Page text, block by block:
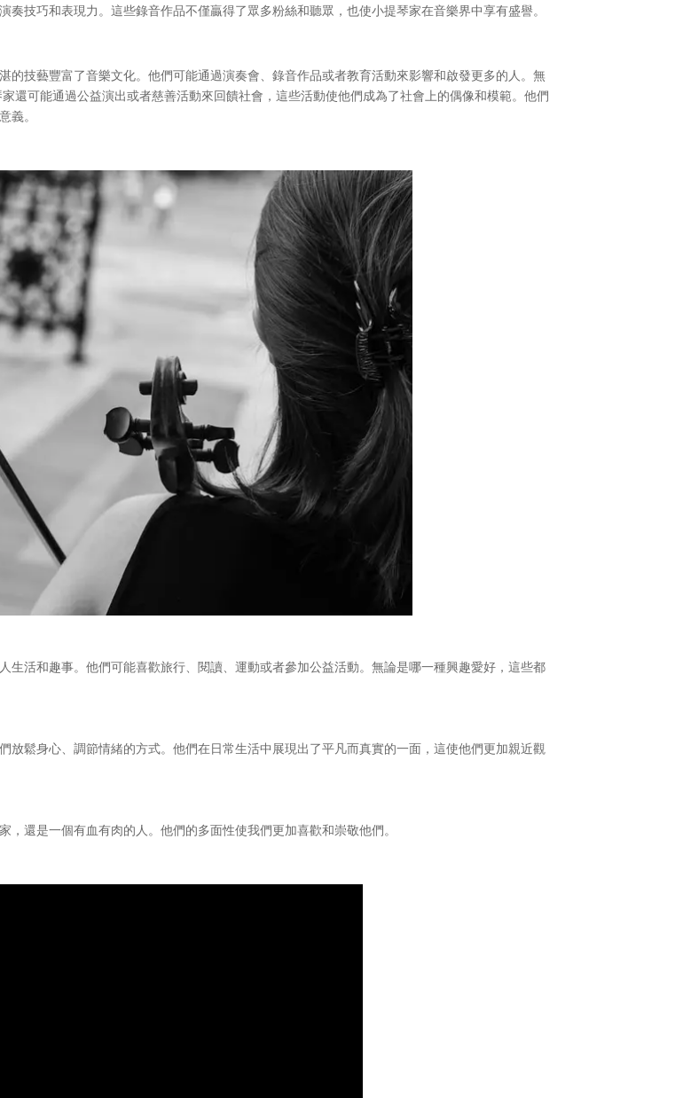
技巧和表現力。這些錄音作品不僅贏得了眾多粉絲和聽眾，也使小提琴家在音樂界中享有盛譽。
技藝豐富了音樂文化。他們可能通過演奏會、錄音作品或者教育活動來影響和啟發更多的人。無
還可能通過公益演出或者慈善活動來回饋社會，這些活動使他們成為了社會上的偶像和模範。他們
義。
活和趣事。他們可能喜歡旅行、閱讀、運動或者參加公益活動。無論是哪一種興趣愛好，這些都
鬆身心、調節情緒的方式。他們在日常生活中展現出了平凡而真實的一面，這使他們更加親近觀
還是一個有血有肉的人。他們的多面性使我們更加喜歡和崇敬他們。